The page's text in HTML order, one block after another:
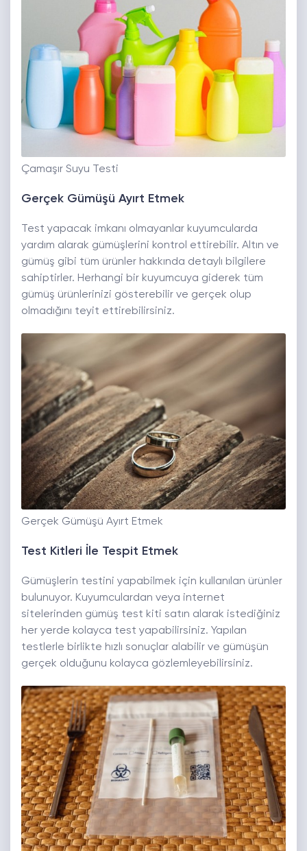
Çamaşır Suyu Testi
Gerçek Gümüşü Ayırt Etmek
Test yapacak imkanı olmayanlar kuyumcularda
yardım alarak gümüşlerini kontrol ettirebilir. Altın ve
gümüş gibi tüm ürünler hakkında detaylı bilgilere
sahiptirler. Herhangi bir kuyumcuya giderek tüm
gümüş ürünlerinizi gösterebilir ve gerçek olup
olmadığını teyit ettirebilirsiniz.
Gerçek Gümüşü Ayırt Etmek
Test Kitleri İle Tespit Etmek
Gümüşlerin testini yapabilmek için kullanılan ürünler
bulunuyor. Kuyumculardan veya internet
sitelerinden gümüş test kiti satın alarak istediğiniz
her yerde kolayca test yapabilirsiniz. Yapılan
testlerle birlikte hızlı sonuçlar alabilir ve gümüşün
gerçek olduğunu kolayca gözlemleyebilirsiniz.